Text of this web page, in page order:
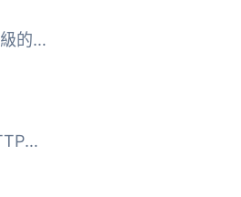
Flex SSL 是一款輕量級的 WordPress 外掛，旨在透過強制 HTTP...
這是一個用來修正 HTTPS 網站中混合內容的解決方案，所有本地...